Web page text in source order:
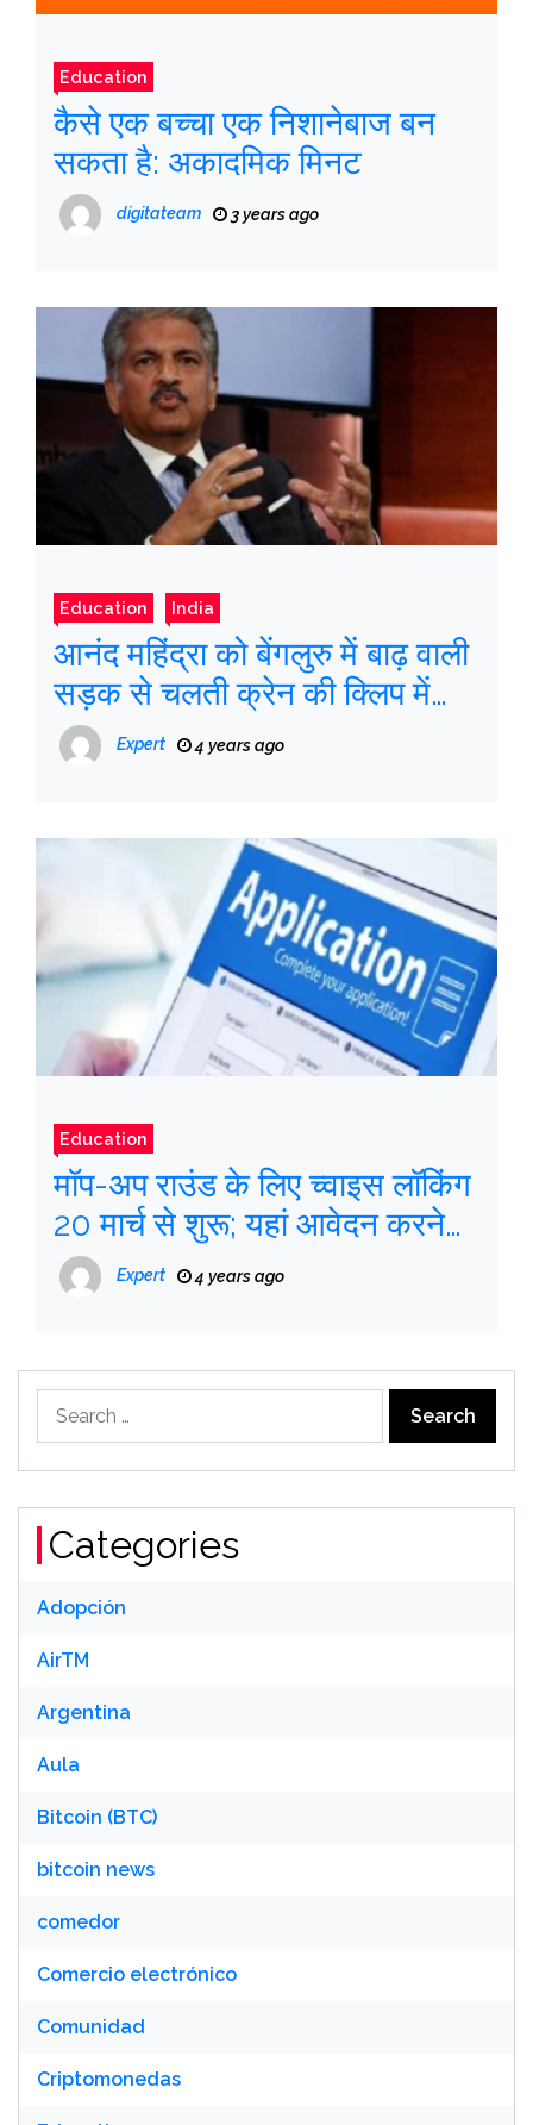
Education
कैसे एक बच्चा एक निशानेबाज बन
सकता है: अकादमिक मिनट
digitateam 3 years ago
Education India
आनंद महिंद्रा को बेंगलुरु में बाढ़ वाली
सड़क से चलती क्रेन की क्लिप में
प्रेरणा मिलती है
Expert 4 years ago
Education
मॉप-अप राउंड के लिए च्वाइस लॉकिंग
20 मार्च से शुरू; यहां आवेदन करने
का तरीका बताया गया है
Expert 4 years ago
for:
Categories
Adopción
AirTM
Argentina
Aula
Bitcoin (BTC)
bitcoin news
comedor
Comercio electrónico
Comunidad
Criptomonedas